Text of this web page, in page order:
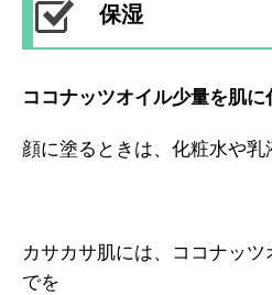
保湿
ココナッツオイル少量を肌に
顔に塗るときは、化粧水や乳
カサカサ肌には、ココナッ
でを